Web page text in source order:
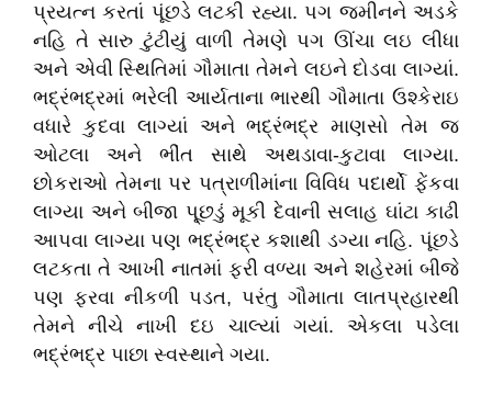
પ્રયત્ન કરતાં પૂંછડે લટકી રહ્યા. પગ જમીનને અડકે
નહિ તે સારુ ટુંટીયું વાળી તેમણે પગ ઊંચા લઇ લીધા
અને એવી સ્થિતિમાં ગૌમાતા તેમને લઇને દોડવા લાગ્યાં.
ભદ્રંભદ્રમાં ભરેલી આર્યતાના ભારથી ગૌમાતા ઉશ્કેરાઇ
વધારે કુદવા લાગ્યાં અને ભદ્રંભદ્ર માણસો તેમ જ
ઓટલા અને ભીંત સાથે અથડાવા-કુટાવા લાગ્યા.
છોકરાઓ તેમના પર પત્રાળીમાંના વિવિધ પદાર્થો ફેંકવા
લાગ્યા અને બીજા પૂ્છડું મૂકી દેવાની સલાહ ઘાંટા કાઢી
આપવા લાગ્યા પણ ભદ્રંભદ્ર કશાથી ડગ્યા નહિ. પૂંછડે
લટકતા તે આખી નાતમાં ફરી વળ્યા અને શહેરમાં બીજે
પણ ફરવા નીકળી પડત, પરંતુ ગૌમાતા લાતપ્રહારથી
તેમને નીચે નાખી દઇ ચાલ્યાં ગયાં. એકલા પડેલા
ભદ્રંભદ્ર પાછા સ્વસ્થાને ગયા.